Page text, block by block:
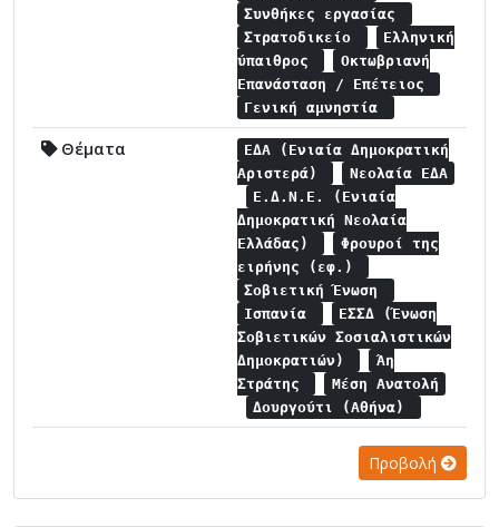
Συνθήκες εργασίας
Στρατοδικείο
Ελληνική
ύπαιθρος
Οκτωβριανή
Επανάσταση / Επέτειος
Γενική αμνηστία
Θέματα
ΕΔΑ (Ενιαία Δημοκρατική
Αριστερά)
Νεολαία ΕΔΑ
Ε.Δ.Ν.Ε. (Ενιαία
Δημοκρατική Νεολαία
Ελλάδας)
Φρουροί της
ειρήνης (εφ.)
Σοβιετική Ένωση
Ισπανία
ΕΣΣΔ (Ένωση
Σοβιετικών Σοσιαλιστικών
Δημοκρατιών)
Άη
Στράτης
Μέση Ανατολή
Δουργούτι (Αθήνα)
Προβολή